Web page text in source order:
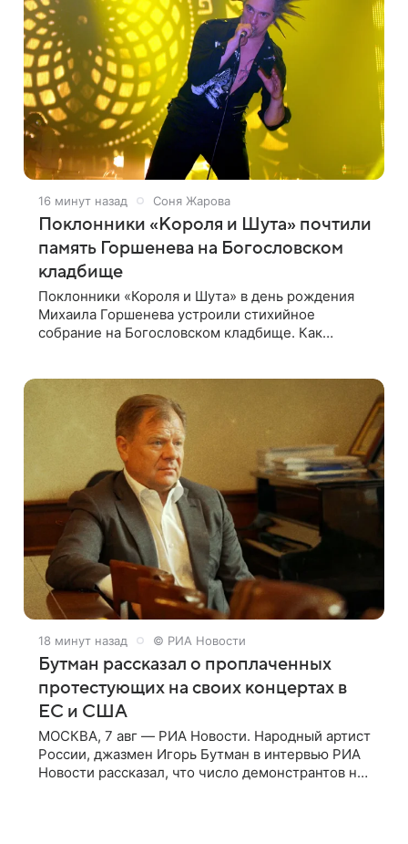
16 минут назад Соня Жарова
Поклонники «Короля и Шута» почтили
память Горшенева на Богословском
кладбище
Поклонники «Короля и Шута» в день рождения
Михаила Горшенева устроили стихийное
собрание на Богословском кладбище. Как
18 минут назад © РИА Новости
Бутман рассказал о проплаченных
протестующих на своих концертах в
ЕС и США
МОСКВА, 7 авг — РИА Новости. Народный артист
России, джазмен Игорь Бутман в интервью РИА
Новости рассказал, что число демонстрантов на